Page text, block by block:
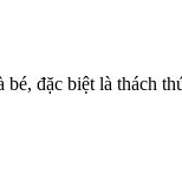
đặc biệt là thách